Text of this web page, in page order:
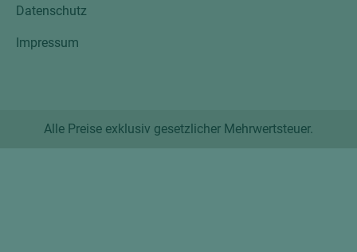
Datenschutz
Impressum
Alle Preise exklusiv gesetzlicher Mehrwertsteuer.